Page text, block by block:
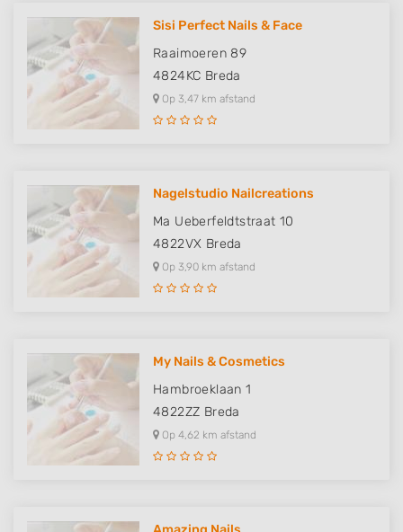
Sisi Perfect Nails & Face
Raaimoeren 89
4824KC Breda
Op 3,47 km afstand
Nagelstudio Nailcreations
Ma Ueberfeldtstraat 10
4822VX Breda
Op 3,90 km afstand
My Nails & Cosmetics
Hambroeklaan 1
4822ZZ Breda
Op 4,62 km afstand